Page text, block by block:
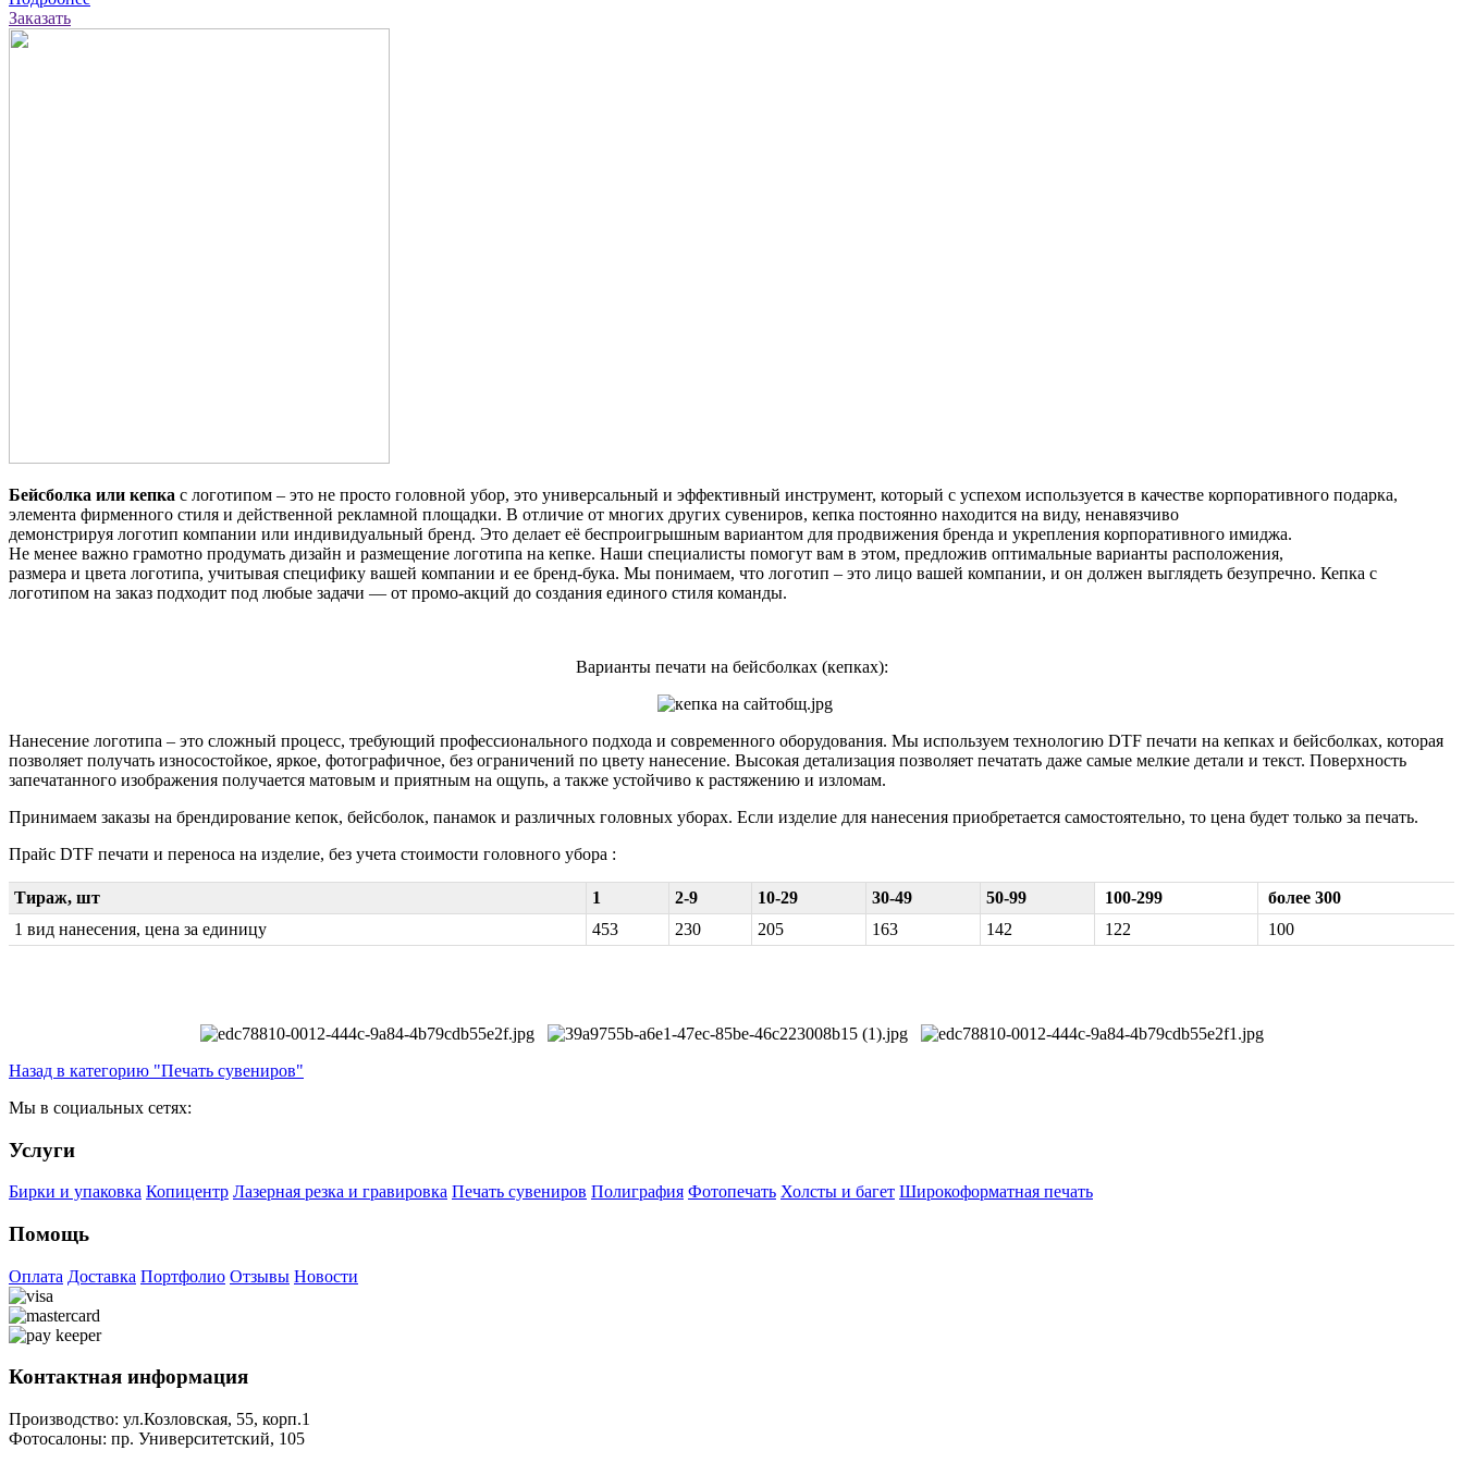
Заказать
Бейсболка или кепка с логотипом – это не просто головной убор, это универсальный и эффективный инструмент, который с успехом используется в качестве корпоративного подарка,
элемента фирменного стиля и действенной рекламной площадки. В отличие от многих других сувениров, кепка постоянно находится на виду, ненавязчиво
демонстрируя логотип компании или индивидуальный бренд. Это делает её беспроигрышным вариантом для продвижения бренда и укрепления корпоративного имиджа.
Не менее важно грамотно продумать дизайн и размещение логотипа на кепке. Наши специалисты помогут вам в этом, предложив оптимальные варианты расположения,
размера и цвета логотипа, учитывая специфику вашей компании и ее бренд-бука. Мы понимаем, что логотип – это лицо вашей компании, и он должен выглядеть безупречно. Кепка с
логотипом на заказ подходит под любые задачи — от промо-акций до создания единого стиля команды.
Варианты печати на бейсболках (кепках):
Нанесение логотипа – это сложный процесс, требующий профессионального подхода и современного оборудования. Мы используем технологию DTF печати на кепках и бейсболках, которая
позволяет получать износостойкое, яркое, фотографичное, без ограничений по цвету нанесение. Высокая детализация позволяет печатать даже самые мелкие детали и текст. Поверхность
запечатанного изображения получается матовым и приятным на ощупь, а также устойчиво к растяжению и изломам.
Принимаем заказы на брендирование кепок, бейсболок, панамок и различных головных уборах. Если изделие для нанесения приобретается самостоятельно, то цена будет только за печать.
Прайс DTF печати и переноса на изделие, без учета стоимости головного убора :
Тираж, шт 1 2-9 10-29 30-49 50-99 100-299
более 300
1 вид нанесения, цена за единицу
453 230 205 163 142 122 100
Назад в категорию "Печать сувениров"
Мы в социальных сетях:
Услуги
Бирки и упаковка Копицентр Лазерная резка и гравировка Печать сувениров Полиграфия Фотопечать Холсты и багет Широкоформатная печать
Помощь
Оплата Доставка Портфолио Отзывы Новости
Контактная информация
Производство: ул.Козловская, 55, корп.1
Фотосалоны: пр. Университетский, 105